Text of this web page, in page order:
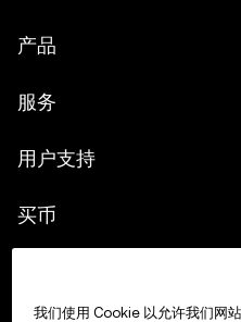
产品
服务
用户支持
买币
我们使用 Cookie 以允许我们网